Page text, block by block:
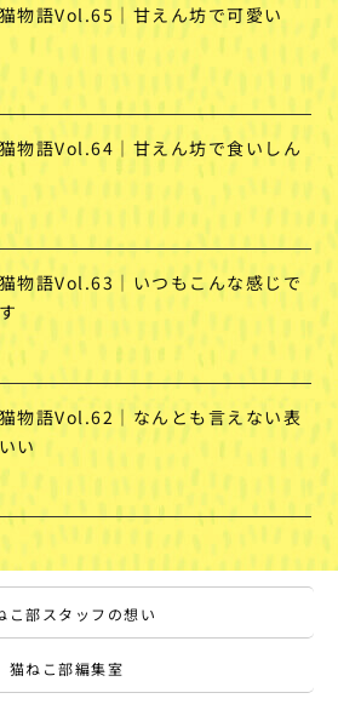
物語Vol.65｜甘えん坊で可愛い
物語Vol.64｜甘えん坊で食いしん
物語Vol.63｜いつもこんな感じで
物語Vol.62｜なんとも言えない表
い
こ部スタッフの想い
猫ねこ部編集室